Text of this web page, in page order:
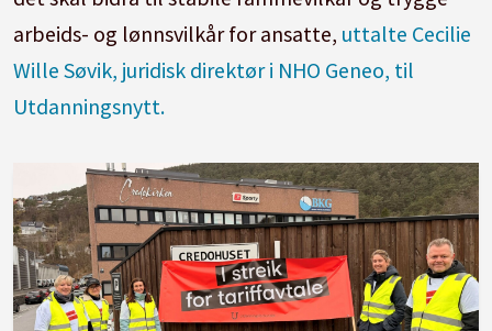
arbeids- og lønnsvilkår for ansatte, uttalte Cecilie
Wille Søvik, juridisk direktør i NHO Geneo, til
Utdanningsnytt.